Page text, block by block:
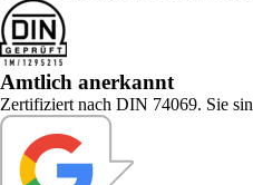
Amtlich anerkannt
Zertifiziert nach DIN 74069. Sie